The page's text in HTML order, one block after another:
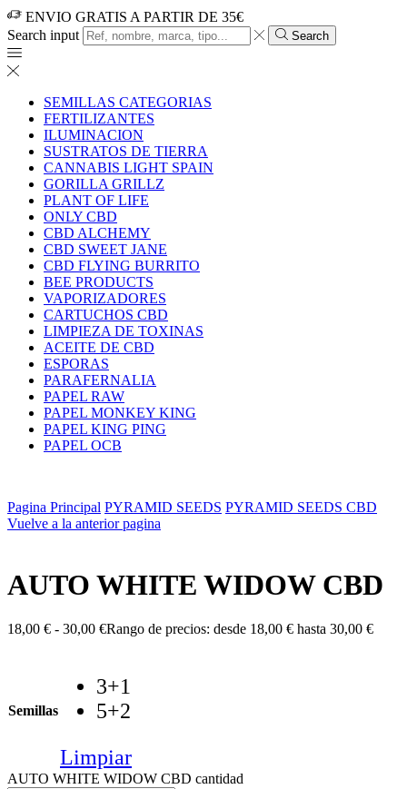
ENVIO GRATIS A PARTIR DE 35€
Search input
Search
SEMILLAS CATEGORIAS
FERTILIZANTES
ILUMINACION
SUSTRATOS DE TIERRA
CANNABIS LIGHT SPAIN
GORILLA GRILLZ
PLANT OF LIFE
ONLY CBD
CBD ALCHEMY
CBD SWEET JANE
CBD FLYING BURRITO
BEE PRODUCTS
VAPORIZADORES
CARTUCHOS CBD
LIMPIEZA DE TOXINAS
ACEITE DE CBD
ESPORAS
PARAFERNALIA
PAPEL RAW
PAPEL MONKEY KING
PAPEL KING PING
PAPEL OCB
Pagina Principal PYRAMID SEEDS PYRAMID SEEDS CBD
Vuelve a la anterior pagina
AUTO WHITE WIDOW CBD
18,00 € - 30,00 €Rango de precios: desde 18,00 € hasta 30,00 €
Semillas
3+1
5+2
Limpiar
AUTO WHITE WIDOW CBD cantidad